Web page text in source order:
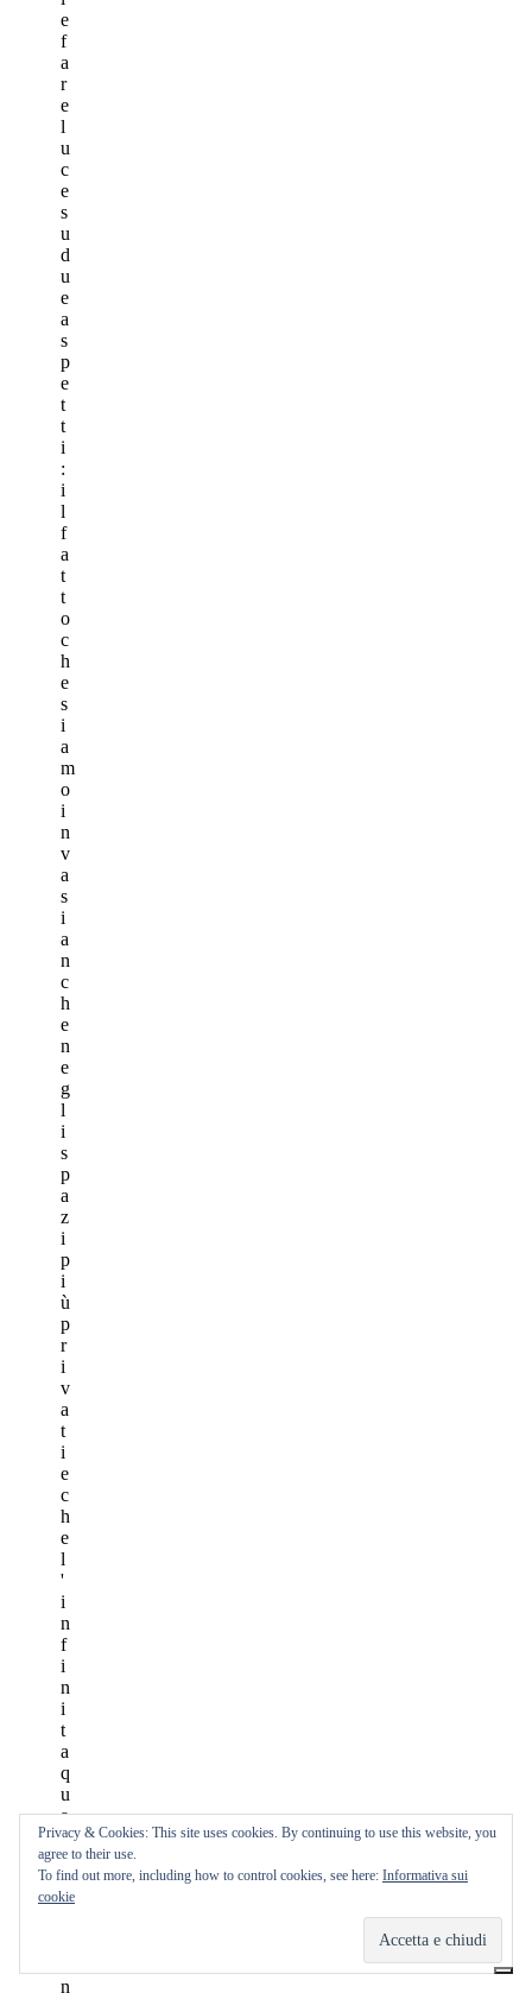
Privacy & Cookies: This site uses cookies. By continuing to use this website, you
agree to their use.
To find out more, including how to control cookies, see here: Informativa sui
cookie